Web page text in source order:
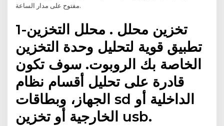
مفتوح على مدار الساعة.
1-تخزين محلل . محلل التخزين
تطبيق قوية لتحليل وحدة التخزين
الخاصة بك الروبوت. سوف تكون
قادرة على تحليل أقسام نظام
الجهاز، وبطاقات sd الداخلية أو
الخارجية أو تخزين usb.